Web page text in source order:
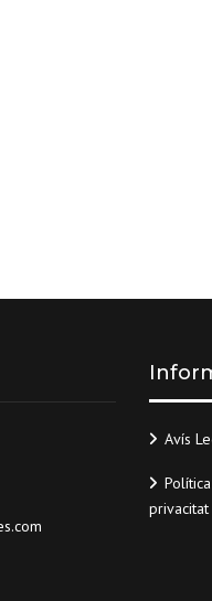
Avís
privacitat